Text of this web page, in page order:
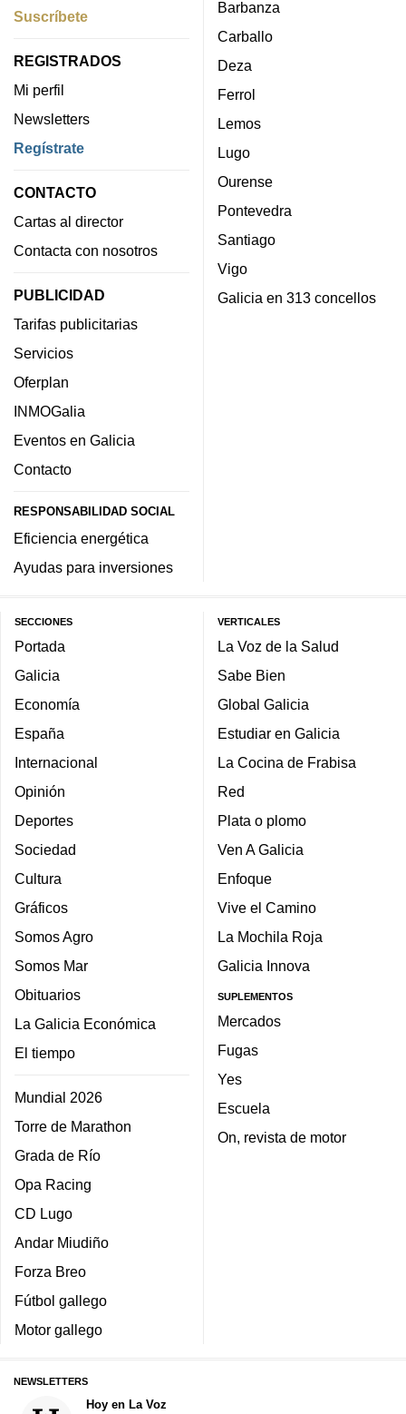
Suscríbete
REGISTRADOS
Mi perfil
Newsletters
Regístrate
CONTACTO
Cartas al director
Contacta con nosotros
PUBLICIDAD
Tarifas publicitarias
Servicios
Oferplan
INMOGalia
Eventos en Galicia
Contacto
RESPONSABILIDAD SOCIAL
Eficiencia energética
Ayudas para inversiones
Barbanza
Carballo
Deza
Ferrol
Lemos
Lugo
Ourense
Pontevedra
Santiago
Vigo
Galicia en 313 concellos
SECCIONES
Portada
Galicia
Economía
España
Internacional
Opinión
Deportes
Sociedad
Cultura
Gráficos
Somos Agro
Somos Mar
Obituarios
La Galicia Económica
El tiempo
Mundial 2026
Torre de Marathon
Grada de Río
Opa Racing
CD Lugo
Andar Miudiño
Forza Breo
Fútbol gallego
Motor gallego
VERTICALES
La Voz de la Salud
Sabe Bien
Global Galicia
Estudiar en Galicia
La Cocina de Frabisa
Red
Plata o plomo
Ven A Galicia
Enfoque
Vive el Camino
La Mochila Roja
Galicia Innova
SUPLEMENTOS
Mercados
Fugas
Yes
Escuela
On, revista de motor
NEWSLETTERS
Hoy en La Voz